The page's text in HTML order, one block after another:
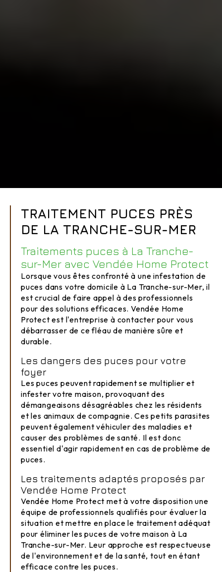
TRAITEMENT PUCES PRÈS
DE LA TRANCHE-SUR-MER
Traitements puces à La Tranche-
sur-Mer avec Vendée Home Protect
Lorsque vous êtes confronté à une infestation de
puces dans votre domicile à La Tranche-sur-Mer, il
est crucial de faire appel à des professionnels
pour des solutions efficaces. Vendée Home
Protect est l'entreprise à contacter pour vous
débarrasser de ce fléau de manière sûre et
durable.
Les dangers des puces pour votre
foyer
Les puces peuvent rapidement se multiplier et
infester votre maison, provoquant des
démangeaisons désagréables chez les résidents
et les animaux de compagnie. Ces petits parasites
peuvent également véhiculer des maladies et
causer des problèmes de santé. Il est donc
essentiel d'agir rapidement en cas de problème de
puces.
Les traitements adaptés proposés par
Vendée Home Protect
Vendée Home Protect met à votre disposition une
équipe de professionnels qualifiés pour évaluer la
situation et mettre en place le traitement adéquat
pour éliminer les puces de votre maison à La
Tranche-sur-Mer. Leur approche est respectueuse
de l'environnement et de la santé, tout en étant
efficace contre les puces.